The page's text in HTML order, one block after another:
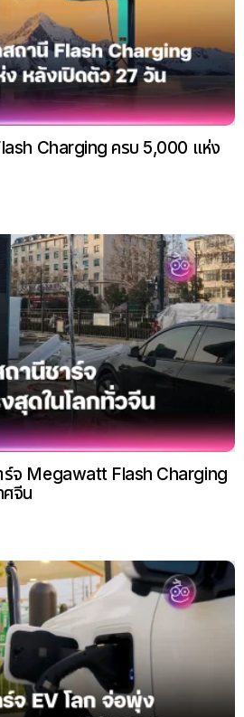
Charging ครบ 5,000 แห่ง
ร์จ Megawatt Flash Charging
ศจีน